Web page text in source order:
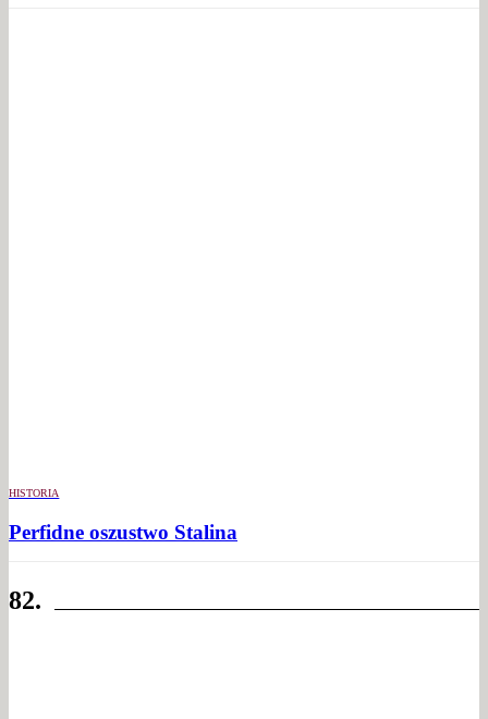
HISTORIA
Perfidne oszustwo Stalina
82.